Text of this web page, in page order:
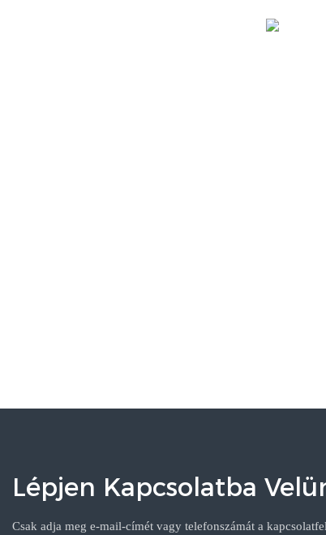
Lépjen Kapcsolatba
Csak adja meg e-mail-címét vagy telefonszámát a